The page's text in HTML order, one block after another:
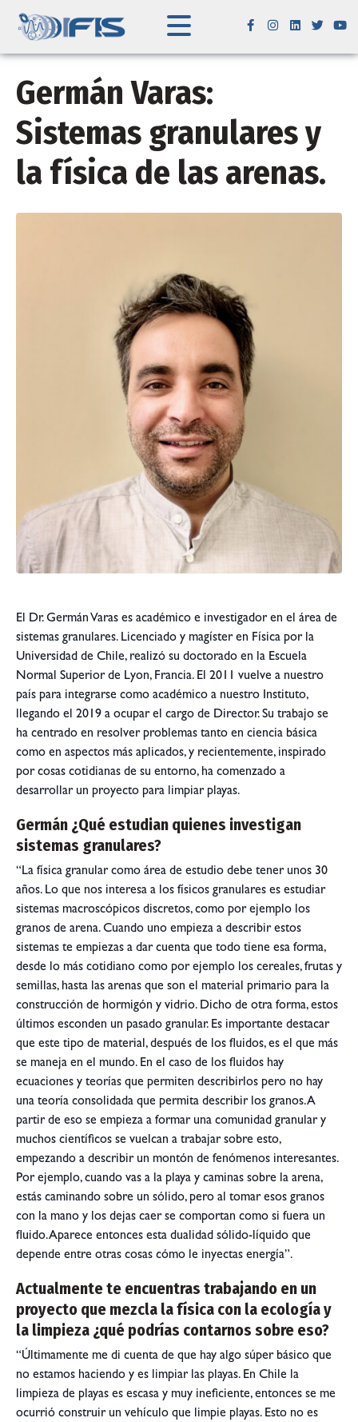
Germán Varas:
Sistemas granulares y
la física de las arenas.
El Dr. Germán Varas es académico e investigador en el área de
sistemas granulares. Licenciado y magíster en Física por la
Universidad de Chile, realizó su doctorado en la Escuela
Normal Superior de Lyon, Francia. El 2011 vuelve a nuestro
país para integrarse como académico a nuestro Instituto,
llegando el 2019 a ocupar el cargo de Director. Su trabajo se
ha centrado en resolver problemas tanto en ciencia básica
como en aspectos más aplicados, y recientemente, inspirado
por cosas cotidianas de su entorno, ha comenzado a
desarrollar un proyecto para limpiar playas.
Germán ¿Qué estudian quienes investigan
sistemas granulares?
“La física granular como área de estudio debe tener unos 30
años. Lo que nos interesa a los físicos granulares es estudiar
sistemas macroscópicos discretos, como por ejemplo los
granos de arena. Cuando uno empieza a describir estos
sistemas te empiezas a dar cuenta que todo tiene esa forma,
desde lo más cotidiano como por ejemplo los cereales, frutas y
semillas, hasta las arenas que son el material primario para la
construcción de hormigón y vidrio. Dicho de otra forma, estos
últimos esconden un pasado granular. Es importante destacar
que este tipo de material, después de los fluidos, es el que más
se maneja en el mundo. En el caso de los fluidos hay
ecuaciones y teorías que permiten describirlos pero no hay
una teoría consolidada que permita describir los granos. A
partir de eso se empieza a formar una comunidad granular y
muchos científicos se vuelcan a trabajar sobre esto,
empezando a describir un montón de fenómenos interesantes.
Por ejemplo, cuando vas a la playa y caminas sobre la arena,
estás caminando sobre un sólido, pero al tomar esos granos
con la mano y los dejas caer se comportan como si fuera un
fluido. Aparece entonces esta dualidad sólido-líquido que
depende entre otras cosas cómo le inyectas energía”.
Actualmente te encuentras trabajando en un
proyecto que mezcla la física con la ecología y
la limpieza ¿qué podrías contarnos sobre eso?
“Últimamente me di cuenta de que hay algo súper básico que
no estamos haciendo y es limpiar las playas. En Chile la
limpieza de playas es escasa y muy ineficiente, entonces se me
ocurrió construir un vehículo que limpie playas. Esto no es